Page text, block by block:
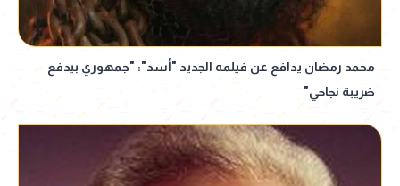
محمد رمضان يدافع عن فيلمه الجديد "أسد": "جمهوري بيدفع
ضريبة نجاحي"